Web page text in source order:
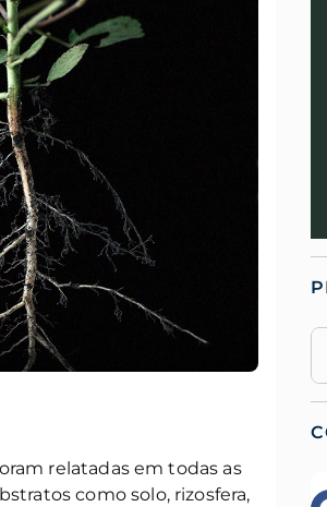
relatadas em todas as
como solo, rizosfera,